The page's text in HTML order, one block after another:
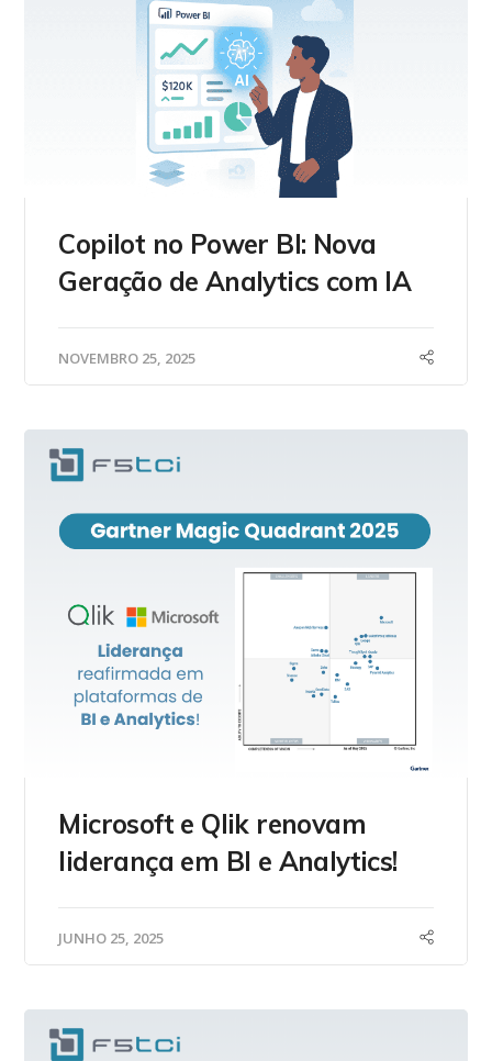
Copilot no Power BI: Nova
Geração de Analytics com IA
NOVEMBRO 25, 2025
Microsoft e Qlik renovam
liderança em BI e Analytics!
JUNHO 25, 2025